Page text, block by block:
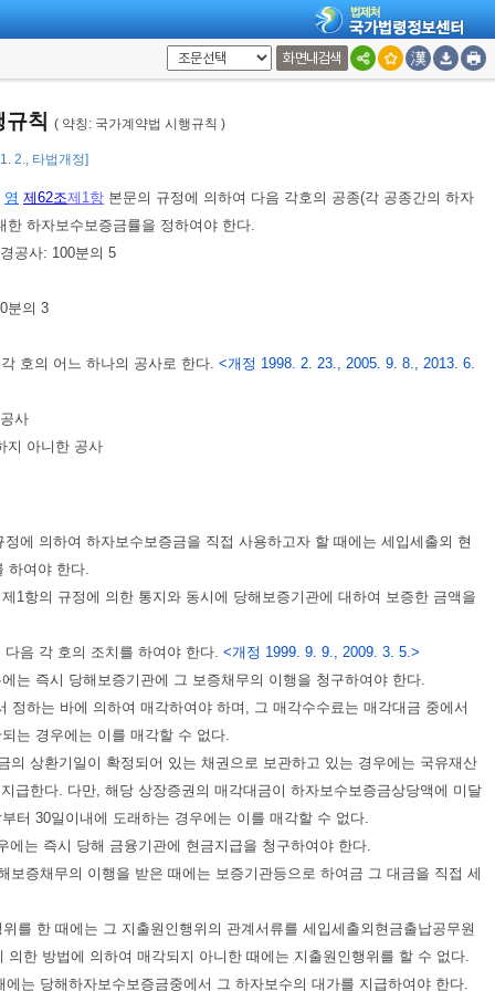
화면내검색
칙 ( 약칭: 국가계약법 시행규칙 )
2., 타법개정]
영 제62조제1항 본문의 규정에 의하여 다음 각호의 공종(각 공종간의 하자
하자보수보증금률을 정하여야 한다.
공사: 100분의 5
분의 3
호의 어느 하나의 공사로 한다. <개정 1998. 2. 23., 2005. 9. 8., 2013. 6.
사
지 아니한 공사
정에 의하여 하자보수보증금을 직접 사용하고자 할 때에는 세입세출외 현
하여야 한다.
1항의 규정에 의한 통지와 동시에 당해보증기관에 대하여 보증한 금액을
음 각 호의 조치를 하여야 한다. <개정 1999. 9. 9., 2009. 3. 5.>
는 즉시 당해보증기관에 그 보증채무의 이행을 청구하여야 한다.
하는 바에 의하여 매각하여야 하며, 그 매각수수료는 매각대금 중에서
는 경우에는 이를 매각할 수 없다.
상환기일이 확정되어 있는 채권으로 보관하고 있는 경우에는 국유재산
급한다. 다만, 해당 상장증권의 매각대금이 하자보수보증금상당액에 미달
터 30일이내에 도래하는 경우에는 이를 매각할 수 없다.
는 즉시 당해 금융기관에 현금지급을 청구하여야 한다.
증채무의 이행을 받은 때에는 보증기관등으로 하여금 그 대금을 직접 세
한 때에는 그 지출원인행위의 관계서류를 세입세출외현금출납공무원
한 방법에 의하여 매각되지 아니한 때에는 지출원인행위를 할 수 없다.
는 당해하자보수보증금중에서 그 하자보수의 대가를 지급하여야 한다.